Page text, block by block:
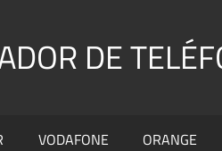
DE
VODAFONE ORANGE